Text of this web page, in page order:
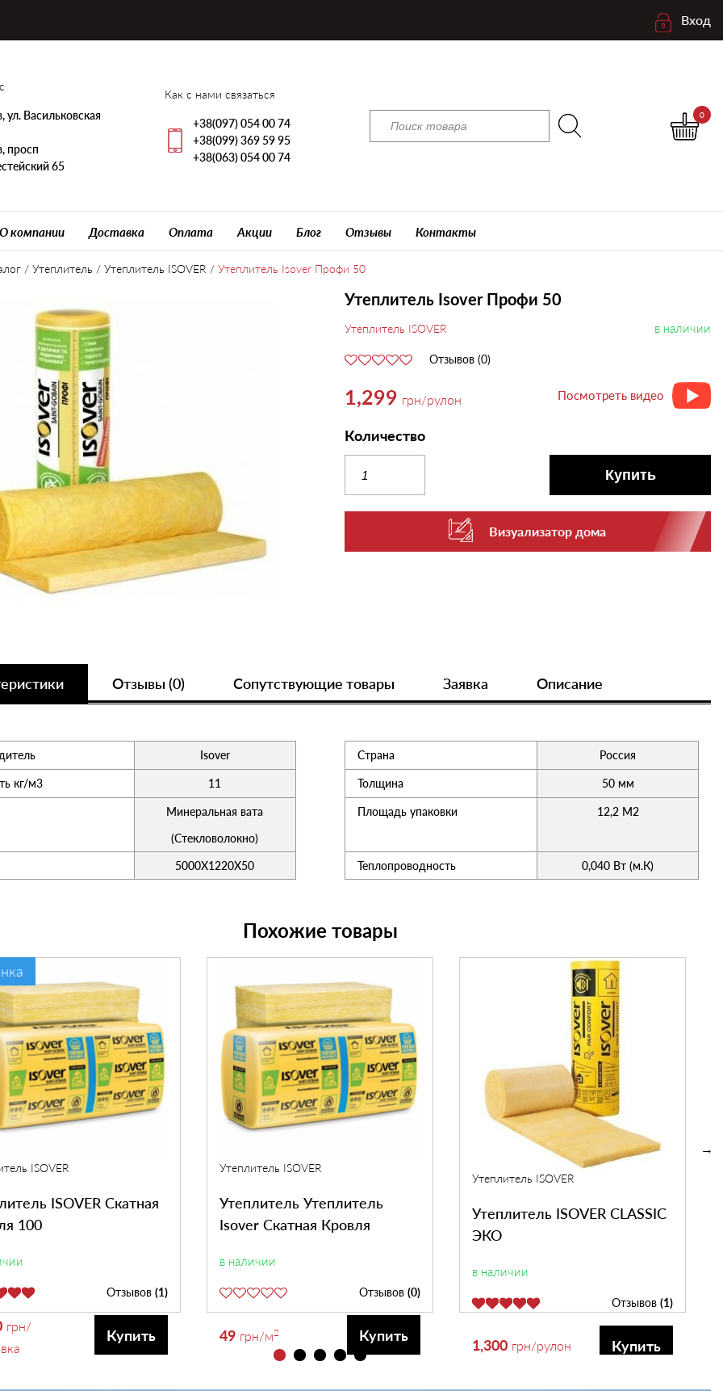
Вход
ул. Васильковская
просп
65
Как с нами связаться
+38(097) 054 00 74
+38(099) 369 59 95
+38(063) 054 00 74
0
О компании Доставка Оплата Акции Блог Отзывы Контакты
/ Утеплитель / Утеплитель ISOVER / Утеплитель Isover Профи 50
Утеплитель Isover Профи 50
Утеплитель ISOVER в наличии
Отзывов (0)
1,299 грн/рулон Посмотреть видео
Количество
Купить
Визуализатор дома
Отзывы (0) Сопутствующие товары Заявка Описание
Isover Страна Россия
кг/м3 11 Толщина 50 мм
Минеральная вата
(Стекловолокно)
Площадь упаковки 12,2 М2
5000Х1220Х50 Теплопроводность 0,040 Вт (м.К)
Похожие товары
ISOVER
ISOVER Скатная
100
Отзывов (1)
грн/
Купить
Утеплитель ISOVER
Утеплитель Утеплитель
Isover Скатная Кровля
в наличии
Отзывов (0)
49 грн/м2 Купить
Утеплитель ISOVER
Утеплитель ISOVER CLASSIC
ЭКО
в наличии
Отзывов (1)
1,300 грн/рулон Купить